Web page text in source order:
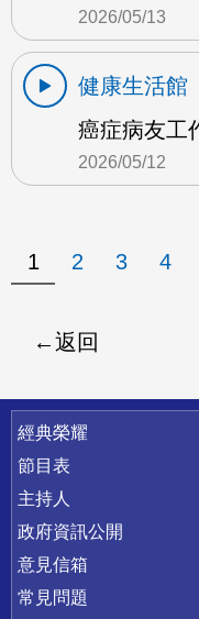
2026/05/13
健康生活館
癌症病友工
2026/05/12
1 2 3 4
返回
快速連結
經典榮耀
節目表
主持人
政府資訊公開
意見信箱
常見問題